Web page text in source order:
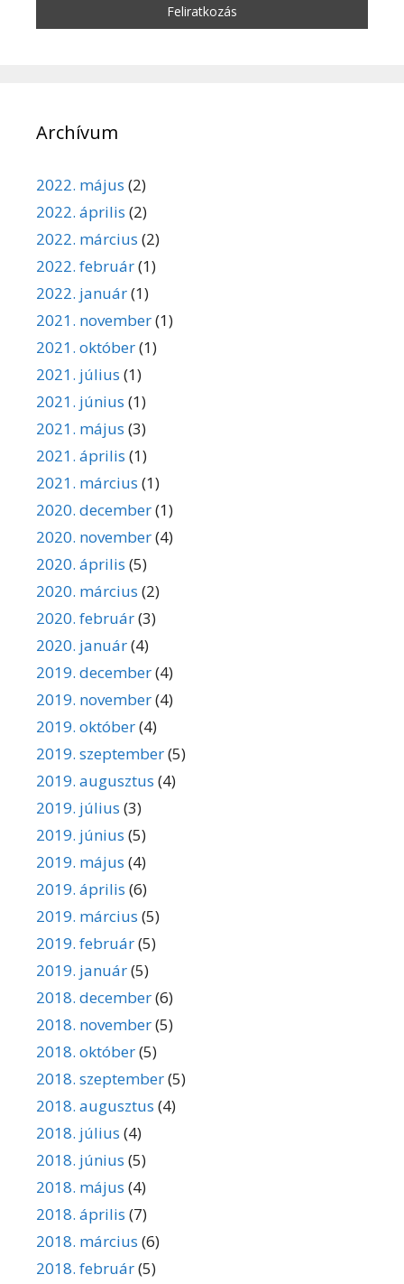
Archívum
2022. május (2)
2022. április (2)
2022. március (2)
2022. február(1)
2022. január(1)
2021. november(1)
2021. október(1)
2021. július (1)
2021. június (1)
2021. május (3)
2021. április (1)
2021. március (1)
2020. december(1)
2020. november(4)
2020. április (5)
2020. március (2)
2020. február(3)
2020. január(4)
2019. december(4)
2019. november(4)
2019. október(4)
2019. szeptember(5)
2019. augusztus (4)
2019. július (3)
2019. június (5)
2019. május (4)
2019. április (6)
2019. március (5)
2019. február(5)
2019. január(5)
2018. december(6)
2018. november(5)
2018. október(5)
2018. szeptember(5)
2018. augusztus (4)
2018. július (4)
2018. június (5)
2018. május (4)
2018. április (7)
2018. március (6)
2018. február(5)